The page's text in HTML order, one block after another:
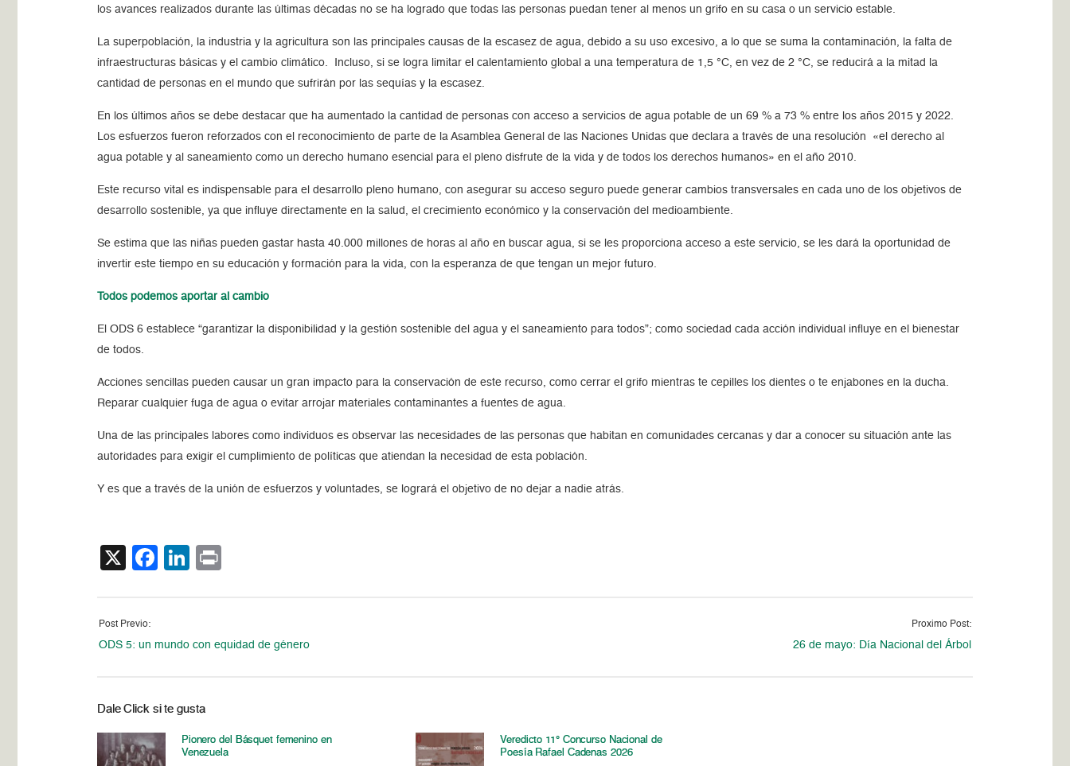
los avances realizados durante las últimas décadas no se ha logrado que todas las personas puedan tener al menos un grifo en su casa o un servicio estable.
La superpoblación, la industria y la agricultura son las principales causas de la escasez de agua, debido a su uso excesivo, a lo que se suma la contaminación, la falta de
infraestructuras básicas y el cambio climático. Incluso, si se logra limitar el calentamiento global a una temperatura de 1,5 °C, en vez de 2 °C, se reducirá a la mitad la
cantidad de personas en el mundo que sufrirán por las sequías y la escasez.
En los últimos años se debe destacar que ha aumentado la cantidad de personas con acceso a servicios de agua potable de un 69 % a 73 % entre los años 2015 y 2022.
Los esfuerzos fueron reforzados con el reconocimiento de parte de la Asamblea General de las Naciones Unidas que declara a través de una resolución «el derecho al
agua potable y al saneamiento como un derecho humano esencial para el pleno disfrute de la vida y de todos los derechos humanos» en el año 2010.
Este recurso vital es indispensable para el desarrollo pleno humano, con asegurar su acceso seguro puede generar cambios transversales en cada uno de los objetivos de
desarrollo sostenible, ya que influye directamente en la salud, el crecimiento económico y la conservación del medioambiente.
Se estima que las niñas pueden gastar hasta 40.000 millones de horas al año en buscar agua, si se les proporciona acceso a este servicio, se les dará la oportunidad de
invertir este tiempo en su educación y formación para la vida, con la esperanza de que tengan un mejor futuro.
Todos podemos aportar al cambio
El ODS 6 establece “garantizar la disponibilidad y la gestión sostenible del agua y el saneamiento para todos”; como sociedad cada acción individual influye en el bienestar
de todos.
Acciones sencillas pueden causar un gran impacto para la conservación de este recurso, como cerrar el grifo mientras te cepilles los dientes o te enjabones en la ducha.
Reparar cualquier fuga de agua o evitar arrojar materiales contaminantes a fuentes de agua.
Una de las principales labores como individuos es observar las necesidades de las personas que habitan en comunidades cercanas y dar a conocer su situación ante las
autoridades para exigir el cumplimiento de políticas que atiendan la necesidad de esta población.
Y es que a través de la unión de esfuerzos y voluntades, se logrará el objetivo de no dejar a nadie atrás.
X Facebook
LinkedIn
Post Previo:
ODS 5: un mundo con equidad de género
Proximo Post:
26 de mayo: Día Nacional del Árbol
Dale Click si te gusta
Pionero del Básquet femenino en
Venezuela
Veredicto 11° Concurso Nacional de
Poesía Rafael Cadenas 2026